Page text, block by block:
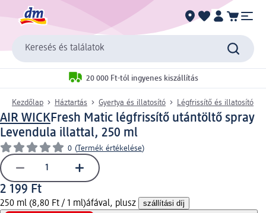
Keresés és találatok
20 000 Ft-tól ingyenes kiszállítás
Kezdőlap Háztartás Gyertya és illatosító Légfrissítő és illatosító
AIR WICKFresh Matic légfrissítő utántöltő spray
Levendula illattal, 250 ml
0 (Termék értékelése)
2 199 Ft
250 ml (8,80 Ft / 1 ml)áfával, plusz szállítási díj